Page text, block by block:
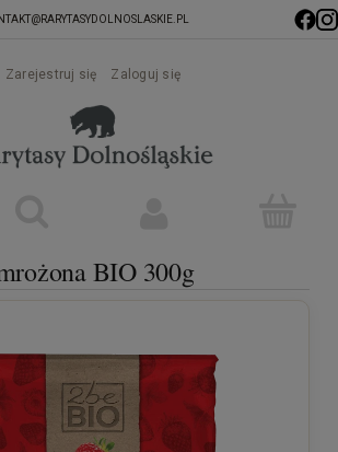
Zarejestruj się Zaloguj się
BIO 300g